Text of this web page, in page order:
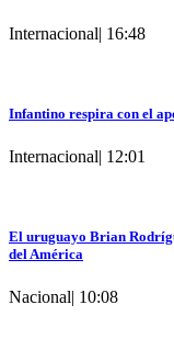
Internacional| 16:48
Infantino respira con el
Internacional| 12:01
El uruguayo Brian
del América
Nacional| 10:08